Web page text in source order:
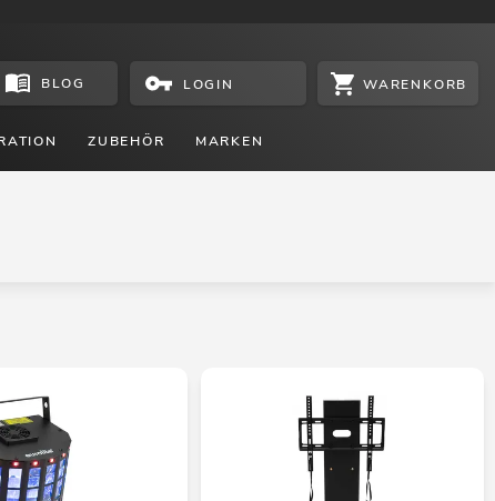
BLOG LOGIN WARENKORB
ZUBEHÖR MARKEN